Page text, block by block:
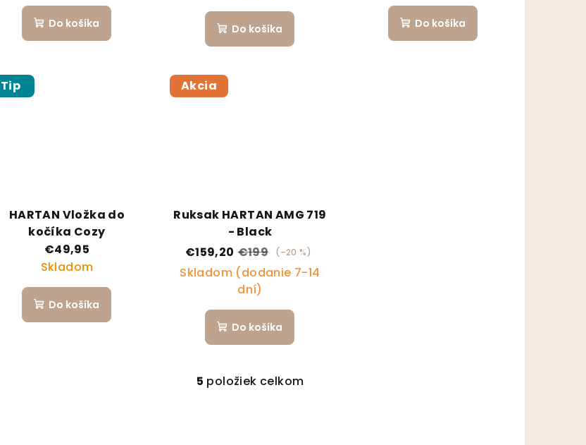
Do košíka Do košíka Do košíka
Tip
HARTAN Vložka do
kočíka Cozy
€49,95
Skladom
Do košíka
Akcia
Ruksak HARTAN AMG 719
- Black
€159,20 €199 (–20 %)
Skladom (dodanie 7-14
dní)
Do košíka
Ovládacie prvky výpisu
5 položiek celkom